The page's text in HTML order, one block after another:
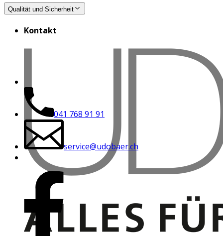
Qualität und Sicherheit
Kontakt
041 768 91 91
service@udobaer.ch